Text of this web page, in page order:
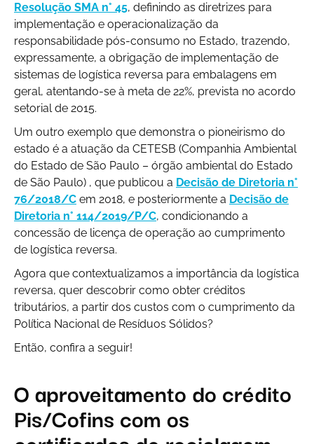
Resolução SMA n° 45, definindo as diretrizes para
implementação e operacionalização da
responsabilidade pós-consumo no Estado, trazendo,
expressamente, a obrigação de implementação de
sistemas de logística reversa para embalagens em
geral, atentando-se à meta de 22%, prevista no acordo
setorial de 2015.
Um outro exemplo que demonstra o pioneirismo do
estado é a atuação da CETESB (Companhia Ambiental
do Estado de São Paulo – órgão ambiental do Estado
de São Paulo) , que publicou a Decisão de Diretoria n°
76/2018/C em 2018, e posteriormente a Decisão de
Diretoria n° 114/2019/P/C, condicionando a
concessão de licença de operação ao cumprimento
de logística reversa.
Agora que contextualizamos a importância da logística
reversa, quer descobrir como obter créditos
tributários, a partir dos custos com o cumprimento da
Política Nacional de Resíduos Sólidos?
Então, confira a seguir!
O aproveitamento do crédito
Pis/Cofins com os